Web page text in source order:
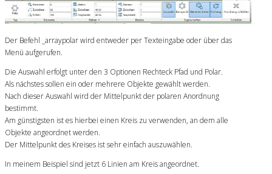
Der Befehl _arraypolar wird entweder per Texteingabe oder über das
Menü aufgerufen.
Die Auswahl erfolgt unter den 3 Optionen Rechteck Pfad und Polar.
Als nächstes sollen ein oder mehrere Objekte gewählt werden.
Nach dieser Auswahl wird der Mittelpunkt der polaren Anordnung
bestimmt.
Am günstigsten ist es hierbei einen Kreis zu verwenden, an dem alle
Objekte angeordnet werden.
Der Mittelpunkt des Kreises ist sehr einfach auszuwählen.
In meinem Beispiel sind jetzt 6 Linien am Kreis angeordnet.